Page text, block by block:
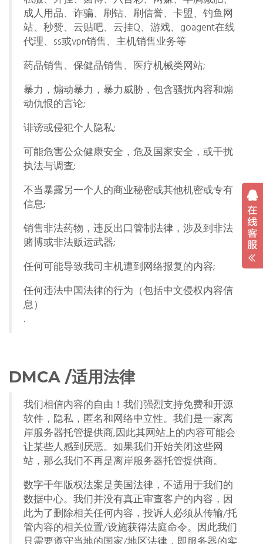
成人用品、诈骗、刷钻、刷信誉、卡盟、钓鱼网
站、秒赞、云贴吧、云挂Q、游戏、goagent在线
代理、ss或vpn销售、主机销售业务等
药品销售、保健品销售、医疗机械类网站;
暴力，煽动暴力，暴力威胁，包含骚扰内容和煽
动仇恨的言论;
诽谤或侵犯个人隐私;
可能危害公众健康安全，危及国家安全，或干扰
执法与调查;
不当暴露另一个人的商业秘密或其他机密或专有
信息;
销售非法药物，违反出口管制法律，涉及到非法
赌博或非法贩运武器;
任何可能导致我司主机遭到网络报复的内容;
任何违法中国法律的行为（包括中文侵权内容信
息）
.
DMCA /适用法律
我们相信内容的自由！我们强烈支持免费和开源
软件，隐私，匿名和网络中立性。我们是一家离
岸服务器托管提供商,因此其网站上的内容可能会
让某些人感到厌恶。如果我们开始关闭这些网
站，那么我们不再是离岸服务器托管提供商。
数字千年版权法案是美国法律，不适用于我们的
数据中心。我们并没有真正审查客户的内容，因
此为了删除相关任何内容，投诉人必须从传输/托
管内容的相关位置/设施获得法庭命令。因此我们